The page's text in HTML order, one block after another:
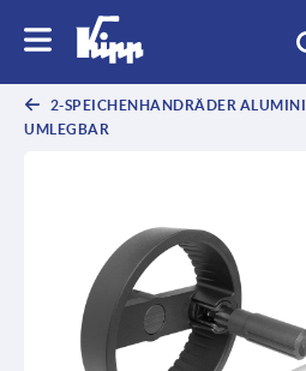
2-SPEICHENHANDRÄDER
UMLEGBAR